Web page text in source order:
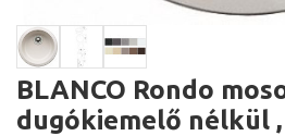
BLANCO Rondo
dugókiemelő nélkül